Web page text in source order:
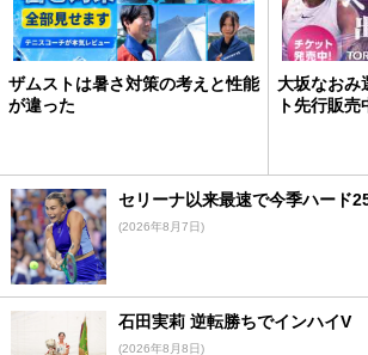
ザムストは暑さ対策の考えと性能
が違った
大坂なおみ
ト先行販売
セリーナ以来最速で今季ハード
(2026年8月7日)
石田実莉 逆転勝ちでインハイV
(2026年8月8日)